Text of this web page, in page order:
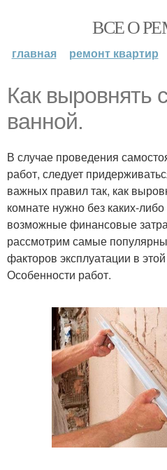
ВСЕ О
главная ремонт квартир
Как выровнять
ванной.
В случае проведения
работ, следует
важных правил так, как
комнате нужно без каких-
возможные финансовые
рассмотрим самые
факторов эксплуатации в
Особенности работ.